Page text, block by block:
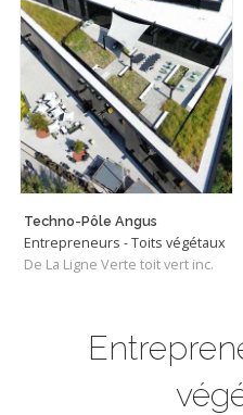
Techno-Pôle Angus
Entrepreneurs - Toits végétaux
De La Ligne Verte toit vert inc.